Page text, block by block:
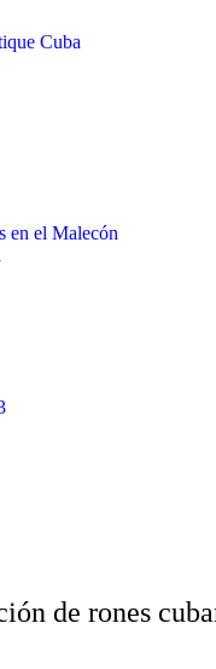
en el Malecón
de rones